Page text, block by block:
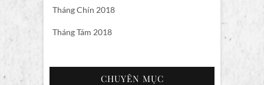
Tháng Chín 2018
Tháng Tám 2018
CHUYÊN MỤC